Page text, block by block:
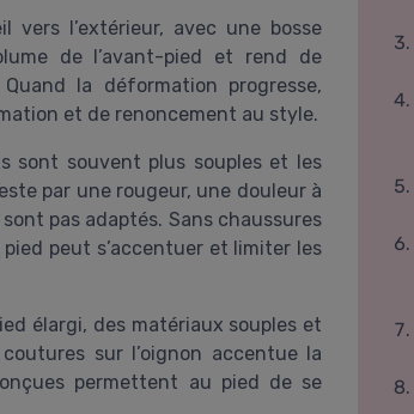
vers l’extérieur, avec une bosse
de l’avant-pied et rend de
la déformation progresse,
et de renoncement au style.
sont souvent plus souples et les
par une rougeur, une douleur à
pas adaptés. Sans chaussures
peut s’accentuer et limiter les
élargi, des matériaux souples et
sur l’oignon accentue la
permettent au pied de se